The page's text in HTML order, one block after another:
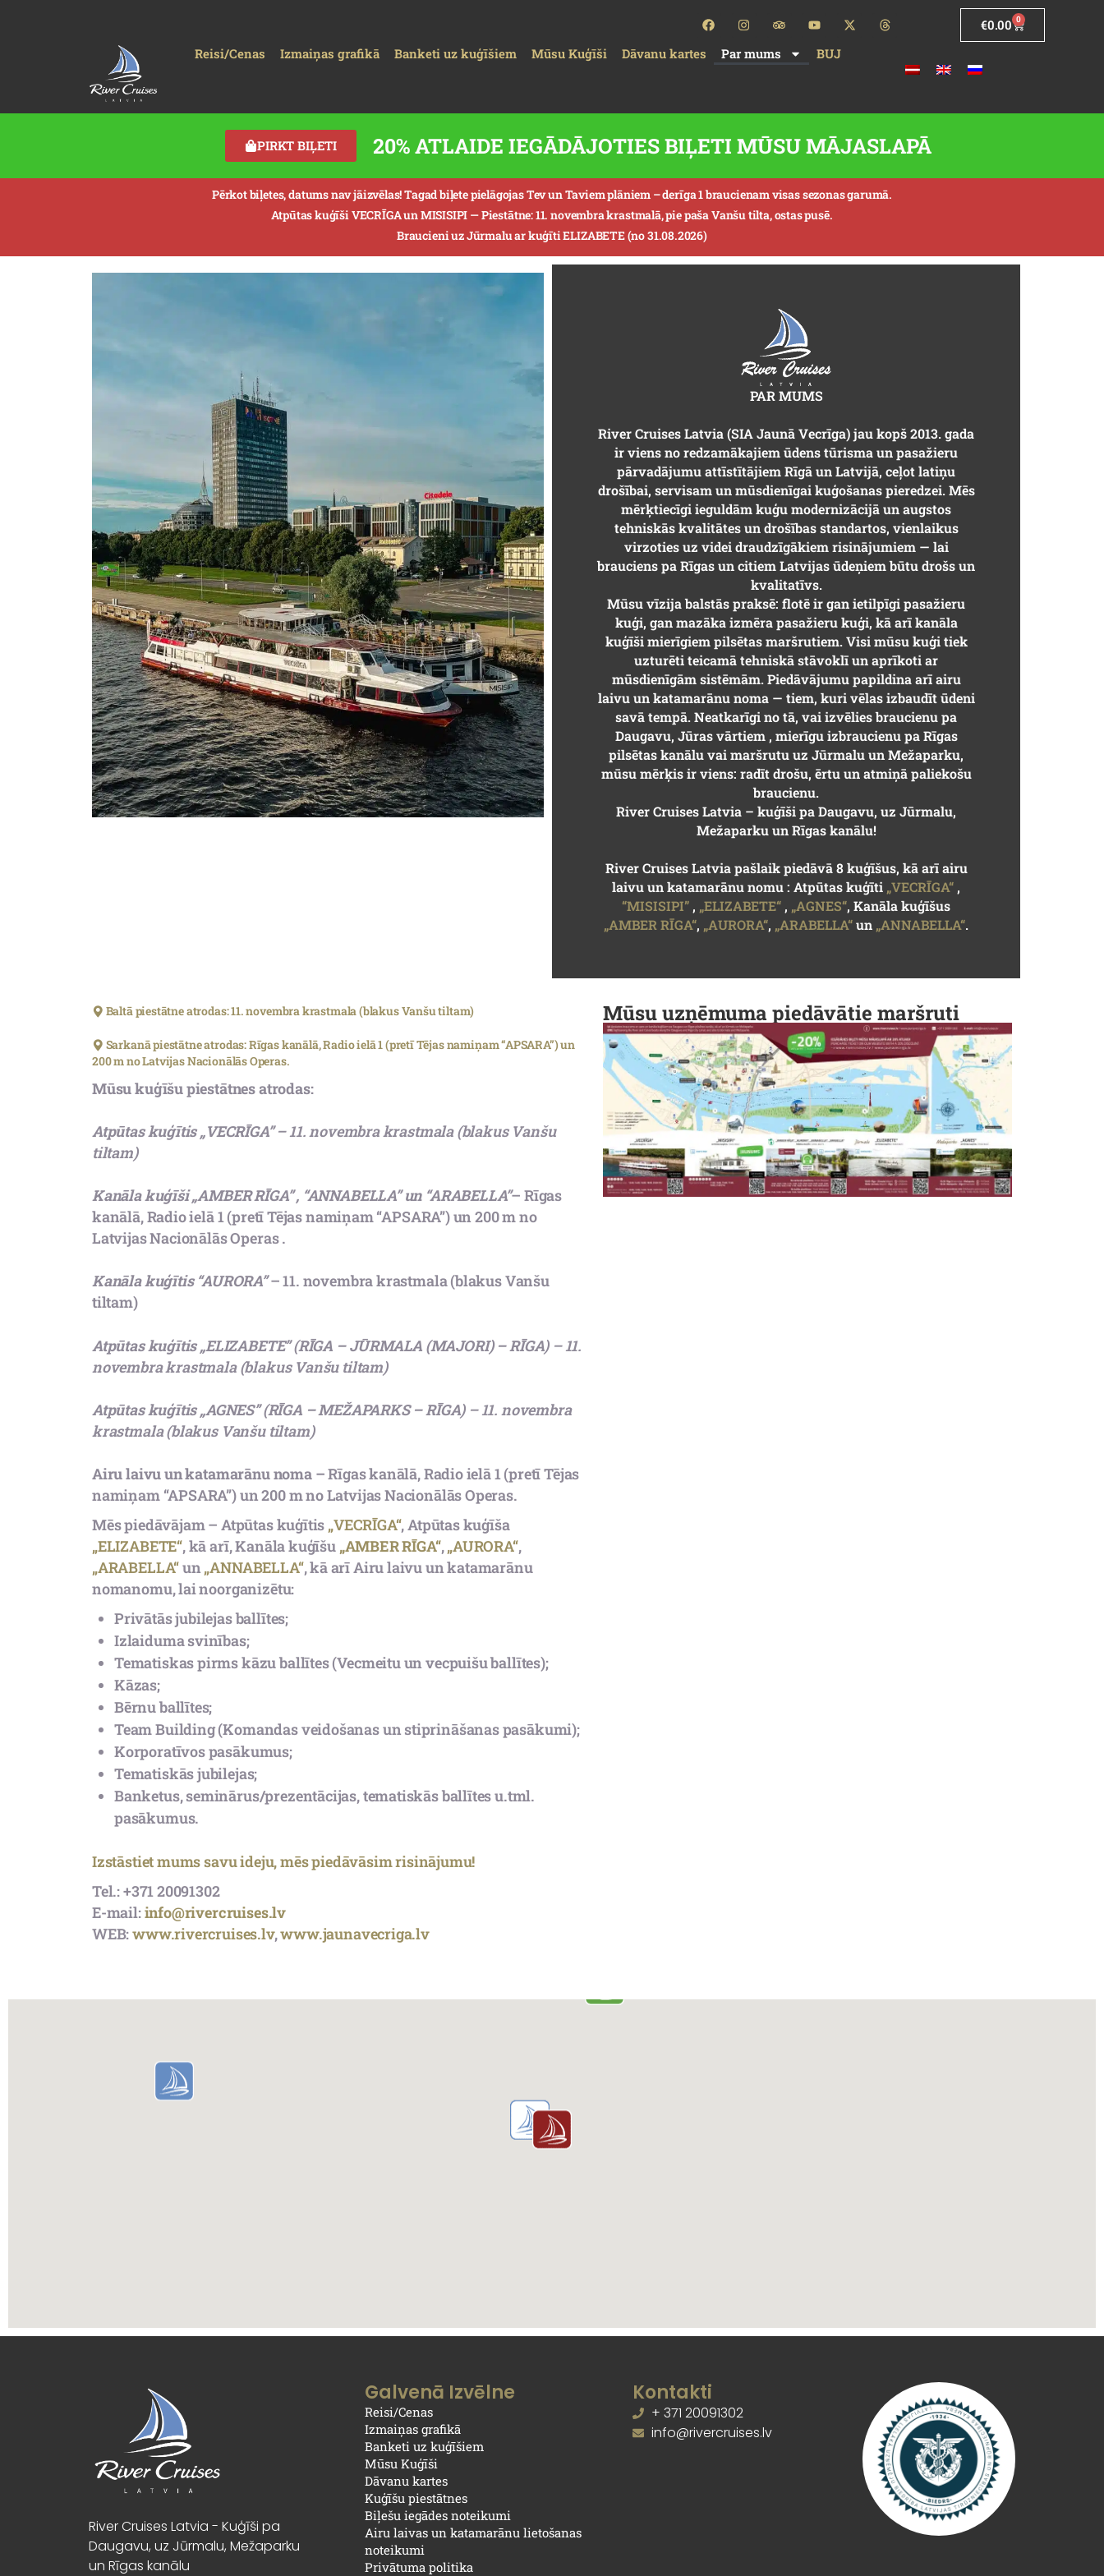
€0.00 0
Reisi/Cenas Izmaiņas grafikā Banketi uz kuģīšiem Mūsu Kuģīši Dāvanu kartes Par mums BUJ
PIRKT BIĻETI 20% ATLAIDE IEGĀDĀJOTIES BIĻETI MŪSU MĀJASLAPĀ
Pērkot biļetes, datums nav jāizvēlas! Tagad biļete pielāgojas Tev un Taviem plāniem – derīga 1 braucienam visas sezonas garumā.
Atpūtas kuģīši VECRĪGA un MISISIPI —Piestātne: 11. novembra krastmalā, pie paša Vanšu tilta, ostas pusē.
Braucieni uz Jūrmalu ar kuģīti ELIZABETE (no 31.08.2026)
PAR MUMS
River Cruises Latvia (SIA Jaunā Vecrīga) jau kopš 2013. gada
ir viens no redzamākajiem ūdens tūrisma un pasažieru
pārvadājumu attīstītājiem Rīgā un Latvijā, ceļot latiņu
drošībai, servisam un mūsdienīgai kuģošanas pieredzei. Mēs
mērķtiecīgi ieguldām kuģu modernizācijā un augstos
tehniskās kvalitātes un drošības standartos, vienlaikus
virzoties uz videi draudzīgākiem risinājumiem — lai
brauciens pa Rīgas un citiem Latvijas ūdeņiem būtu drošs un
kvalitatīvs.
Mūsu vīzija balstās praksē: flotē ir gan ietilpīgi pasažieru
kuģi, gan mazāka izmēra pasažieru kuģi, kā arī kanāla
kuģīši mierīgiem pilsētas maršrutiem. Visi mūsu kuģi tiek
uzturēti teicamā tehniskā stāvoklī un aprīkoti ar
mūsdienīgām sistēmām. Piedāvājumu papildina arī airu
laivu un katamarānu noma — tiem, kuri vēlas izbaudīt ūdeni
savā tempā. Neatkarīgi no tā, vai izvēlies braucienu pa
Daugavu, Jūras vārtiem , mierīgu izbraucienu pa Rīgas
pilsētas kanālu vai maršrutu uz Jūrmalu un Mežaparku,
mūsu mērķis ir viens: radīt drošu, ērtu un atmiņā paliekošu
braucienu.
River Cruises Latvia – kuģīši pa Daugavu, uz Jūrmalu,
Mežaparku un Rīgas kanālu!
River Cruises Latvia pašlaik piedāvā 8 kuģīšus, kā arī airu
laivu un katamarānu nomu : Atpūtas kuģīti „VECRĪGA“ ,
“MISISIPI” , „ELIZABETE“ , „AGNES“, Kanāla kuģīšus
„AMBER RĪGA“, „AURORA“, „ARABELLA“un „ANNABELLA“.
Baltā piestātne atrodas: 11. novembra krastmala (blakus Vanšu tiltam)
Sarkanā piestātne atrodas: Rīgas kanālā, Radio ielā 1 (pretī Tējas namiņam “APSARA”) un
200 m no Latvijas Nacionālās Operas.
Mūsu kuģīšu piestātnes atrodas:
Atpūtas kuģītis „VECRĪGA”– 11. novembra krastmala (blakus Vanšu
tiltam)
Kanāla kuģīši „AMBER RĪGA” , “ANNABELLA” un “ARABELLA”– Rīgas
kanālā, Radio ielā 1 (pretī Tējas namiņam “APSARA”) un 200 m no
Latvijas Nacionālās Operas .
Kanāla kuģītis “AURORA”– 11. novembra krastmala (blakus Vanšu
tiltam)
Atpūtas kuģītis „ELIZABETE”(RĪGA – JŪRMALA (MAJORI)– RĪGA) – 11.
novembra krastmala (blakus Vanšu tiltam)
Atpūtas kuģītis „AGNES”(RĪGA –MEŽAPARKS– RĪGA) – 11. novembra
krastmala (blakus Vanšu tiltam)
Airu laivu un katamarānu noma –Rīgas kanālā, Radio ielā 1 (pretī Tējas
namiņam “APSARA”) un 200 m no Latvijas Nacionālās Operas.
Mēs piedāvājam – Atpūtas kuģītis „VECRĪGA“, Atpūtas kuģīša
„ELIZABETE“, kā arī, Kanāla kuģīšu „AMBER RĪGA“,„AURORA“,
„ARABELLA“un„ANNABELLA“, kā arī Airu laivu un katamarānu
nomanomu, lai noorganizētu:
Privātās jubilejas ballītes;
Izlaiduma svinības;
Tematiskas pirms kāzu ballītes (Vecmeitu un vecpuišu ballītes);
Kāzas;
Bērnu ballītes;
Team Building (Komandas veidošanas un stiprināšanas pasākumi);
Korporatīvos pasākumus;
Tematiskās jubilejas;
Banketus, seminārus/prezentācijas, tematiskās ballītes u.tml.
pasākumus.
Izstāstiet mums savu ideju, mēs piedāvāsim risinājumu!
Tel.: +371 20091302
E-mail:info@rivercruises.lv
WEB:www.rivercruises.lv,www.jaunavecriga.lv
Mūsu uzņēmuma piedāvātie maršruti
River Cruises Latvia - Kuģīši pa
Daugavu, uz Jūrmalu, Mežaparku
un Rīgas kanālu
Galvenā Izvēlne
Reisi/Cenas
Izmaiņas grafikā
Banketi uz kuģīšiem
Mūsu Kuģīši
Dāvanu kartes
Kuģīšu piestātnes
Biļešu iegādes noteikumi
Airu laivas un katamarānu lietošanas
noteikumi
Privātuma politika
Kontakti
+ 371 20091302
info@rivercruises.lv